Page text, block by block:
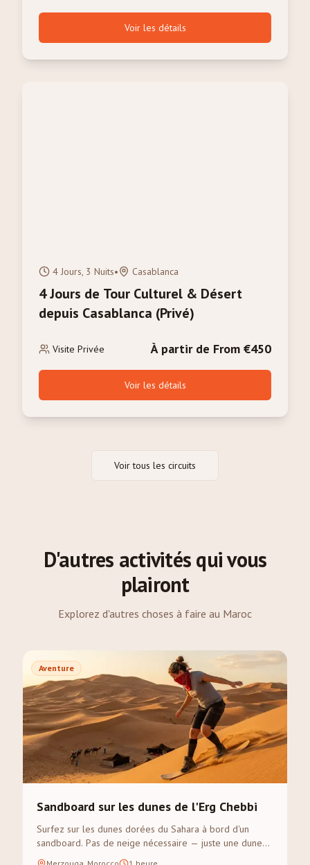
Voir les détails
4 Jours, 3 Nuits• Casablanca
4 Jours de Tour Culturel & Désert
depuis Casablanca (Privé)
Visite Privée À partir de From €450
Voir les détails
Voir tous les circuits
D'autres activités qui vous
plairont
Explorez d'autres choses à faire au Maroc
Aventure
Sandboard sur les dunes de l'Erg Chebbi
Surfez sur les dunes dorées du Sahara à bord d'un
sandboard. Pas de neige nécessaire — juste une dune
escarpée et un sens de l'aventure.